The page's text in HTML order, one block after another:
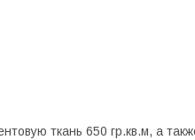
ткань 650 гр.кв.м, а